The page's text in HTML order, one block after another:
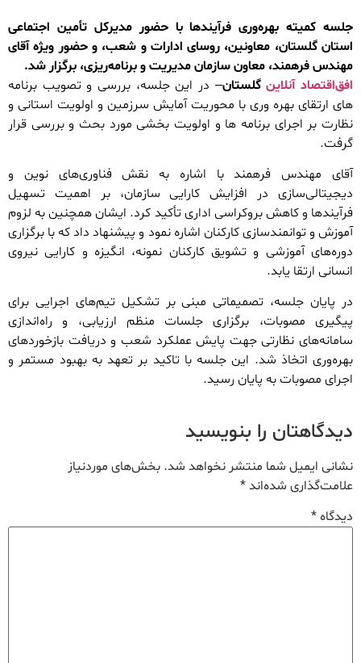
جلسه کمیته بهره‌وری فرآیندها با حضور مدیرکل تأمین اجتماعی
استان گلستان، معاونین، روسای ادارات و شعب، و حضور ویژه آقای
مهندس فرهمند، معاون سازمان مدیریت و برنامه‌ریزی، برگزار شد.
افق‌اقتصاد آنلاینگلستان– در این جلسه، بررسی و تصویب برنامه
های ارتقای بهره وری با محوریت آمایش سرزمین و اولویت استانی و
نظارت بر اجرای برنامه ها و اولویت بخشی مورد بحث و بررسی قرار
گرفت.
آقای مهندس فرهمند با اشاره به نقش فناوری‌های نوین و
دیجیتالی‌سازی در افزایش کارایی سازمان، بر اهمیت تسهیل
فرآیندها و کاهش بروکراسی اداری تأکید کرد. ایشان همچنین به لزوم
آموزش و توانمندسازی کارکنان اشاره نمود و پیشنهاد داد که با برگزاری
دوره‌های آموزشی و تشویق کارکنان نمونه، انگیزه و کارایی نیروی
انسانی ارتقا یابد.
در پایان جلسه، تصمیماتی مبنی بر تشکیل تیم‌های اجرایی برای
پیگیری مصوبات، برگزاری جلسات منظم ارزیابی، و راه‌اندازی
سامانه‌های نظارتی جهت پایش عملکرد شعب و دریافت بازخوردهای
بهره‌وری اتخاذ شد. این جلسه با تاکید بر تعهد به بهبود مستمر و
اجرای مصوبات به پایان رسید.
دیدگاهتان را بنویسید
نشانی ایمیل شما منتشر نخواهد شد. بخش‌های موردنیاز
علامت‌گذاری شده‌اند*
دیدگاه*